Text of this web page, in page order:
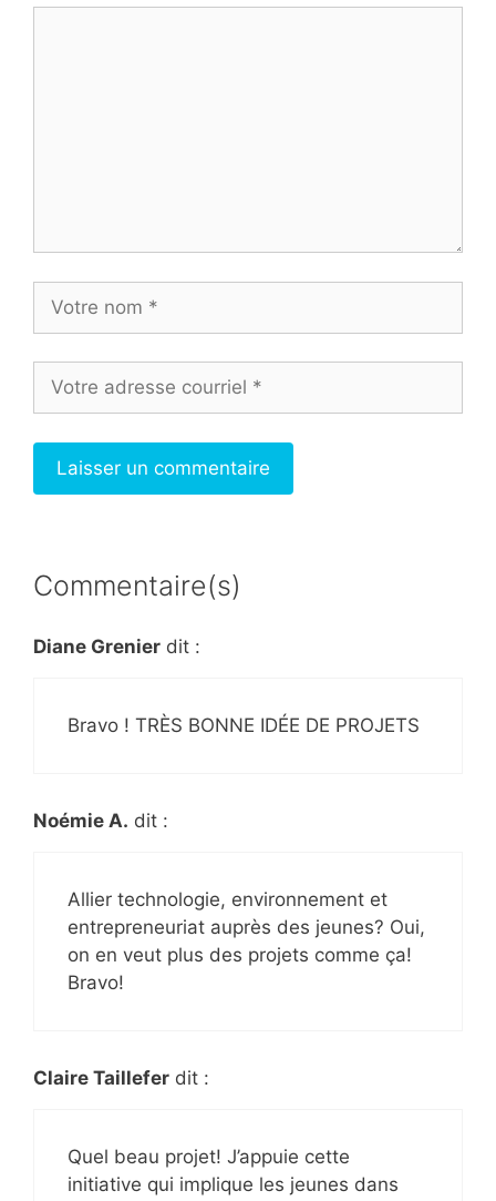
Commentaire(s)
Diane Grenier dit :
Bravo ! TRÈS BONNE IDÉE DE PROJETS
Noémie A. dit :
Allier technologie, environnement et
entrepreneuriat auprès des jeunes? Oui,
on en veut plus des projets comme ça!
Bravo!
Claire Taillefer dit :
Quel beau projet! J’appuie cette
initiative qui implique les jeunes dans